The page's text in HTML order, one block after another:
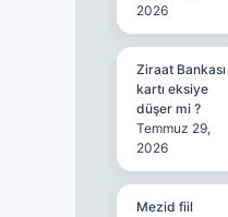
2026
Ziraat Bankası
kartı eksiye
düşer mi ?
Temmuz 29,
2026
Mezid fiil